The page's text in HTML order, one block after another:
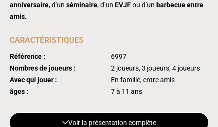
anniversaire, d’un séminaire, d’un EVJFou d’un barbecue entre
amis.
CARACTÉRISTIQUES
Référence :
6997
Nombres de joueurs :
2 joueurs, 3 joueurs, 4 joueurs
Avec qui jouer :
En famille, entre amis
âges :
7 à 11 ans
Voir la présentation complète